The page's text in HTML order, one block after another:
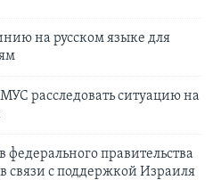
на русском языке для
расследовать ситуацию на
федерального правительства
связи с поддержкой Израиля